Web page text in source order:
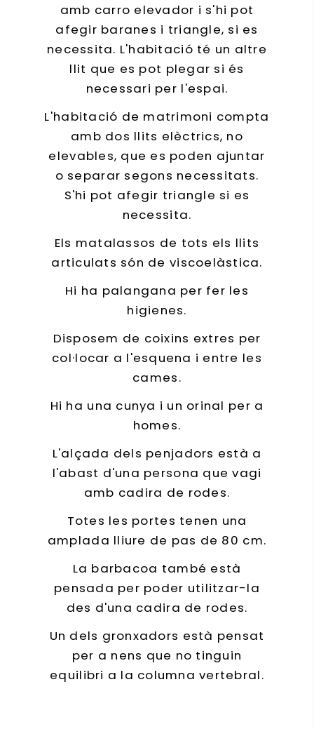
amb carro elevador i s'hi pot
afegir baranes i triangle, si es
necessita. L'habitació té un altre
llit que es pot plegar si és
necessari per l'espai.
L'habitació de matrimoni compta
amb dos llits elèctrics, no
elevables, que es poden ajuntar
o separar segons necessitats.
S'hi pot afegir triangle si es
necessita.
Els matalassos de tots els llits
articulats són de viscoelàstica.
Hi ha palangana per fer les
higienes.
Disposem de coixins extres per
col·locar a l'esquena i entre les
cames.
Hi ha una cunya i un orinal per a
homes.
L'alçada dels penjadors està a
l'abast d'una persona que vagi
amb cadira de rodes.
Totes les portes tenen una
amplada lliure de pas de 80 cm.
La barbacoa també està
pensada per poder utilitzar-la
des d'una cadira de rodes.
Un dels gronxadors està pensat
per a nens que no tinguin
equilibri a la columna vertebral.